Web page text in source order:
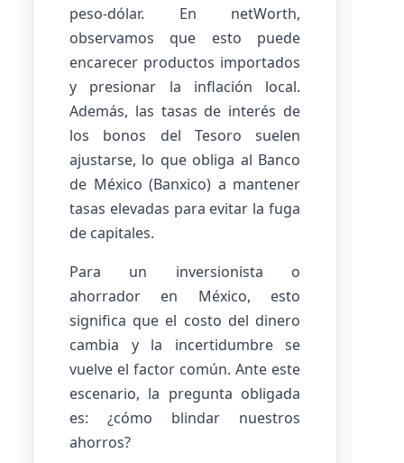
peso-dólar. En netWorth,
observamos que esto puede
encarecer productos importados
y presionar la inflación local.
Además, las tasas de interés de
los bonos del Tesoro suelen
ajustarse, lo que obliga al Banco
de México (Banxico) a mantener
tasas elevadas para evitar la fuga
de capitales.
Para un inversionista o
ahorrador en México, esto
significa que el costo del dinero
cambia y la incertidumbre se
vuelve el factor común. Ante este
escenario, la pregunta obligada
es: ¿cómo blindar nuestros
ahorros?